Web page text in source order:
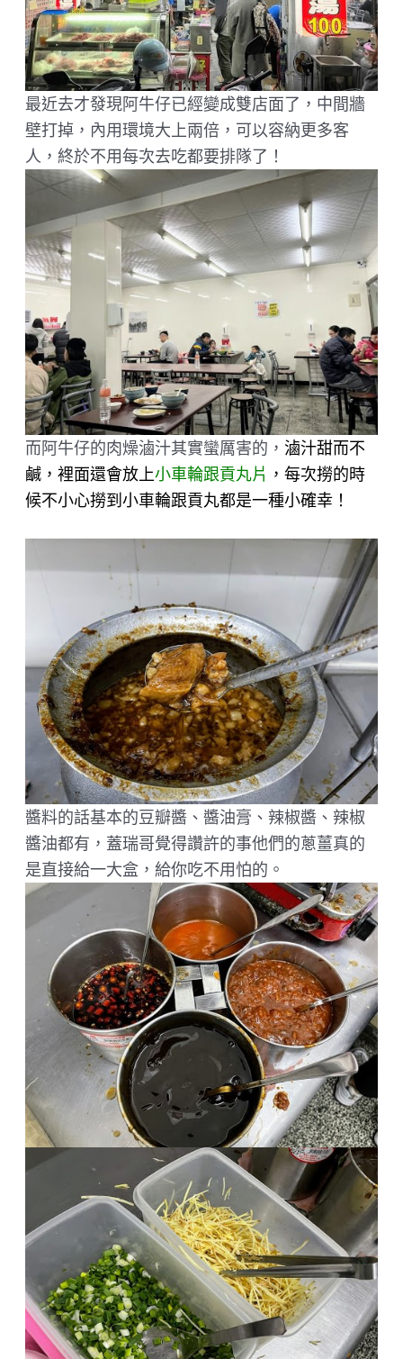
最近去才發現阿牛仔已經變成雙店面了，中間牆
壁打掉，內用環境大上兩倍，可以容納更多客
人，終於不用每次去吃都要排隊了！
而阿牛仔的肉燥滷汁其實蠻厲害的， 滷汁甜而不
鹹，裡面還會放上小車輪跟貢丸片 ，每次撈的時
候不小心撈到小車輪跟貢丸都是一種小確幸！
醬料的話基本的豆瓣醬、醬油膏、辣椒醬、辣椒
醬油都有，蓋瑞哥覺得讚許的事他們的蔥薑真的
是直接給一大盒，給你吃不用怕的。